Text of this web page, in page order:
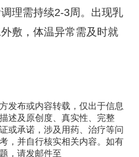
理需持续2-3周。出现乳
敷，体温异常需及时就
发布或内容转载，仅出于信息
述及原创度、真实性、完整
或承诺，涉及用药、治疗等问
，并自行核实相关内容。如有
，请发邮件至